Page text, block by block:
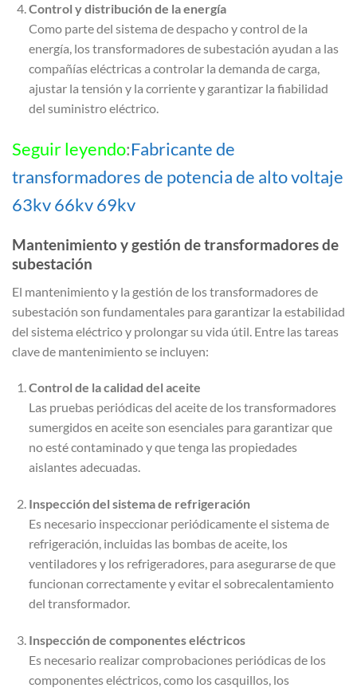
Control y distribución de la energía
Como parte del sistema de despacho y control de la
energía, los transformadores de subestación ayudan a las
compañías eléctricas a controlar la demanda de carga,
ajustar la tensión y la corriente y garantizar la fiabilidad
del suministro eléctrico.
Seguir leyendo:Fabricante de
transformadores de potencia de alto voltaje
63kv 66kv 69kv
Mantenimiento y gestión de transformadores de
subestación
El mantenimiento y la gestión de los transformadores de
subestación son fundamentales para garantizar la estabilidad
del sistema eléctrico y prolongar su vida útil. Entre las tareas
clave de mantenimiento se incluyen:
Control de la calidad del aceite
Las pruebas periódicas del aceite de los transformadores
sumergidos en aceite son esenciales para garantizar que
no esté contaminado y que tenga las propiedades
aislantes adecuadas.
Inspección del sistema de refrigeración
Es necesario inspeccionar periódicamente el sistema de
refrigeración, incluidas las bombas de aceite, los
ventiladores y los refrigeradores, para asegurarse de que
funcionan correctamente y evitar el sobrecalentamiento
del transformador.
Inspección de componentes eléctricos
Es necesario realizar comprobaciones periódicas de los
componentes eléctricos, como los casquillos, los